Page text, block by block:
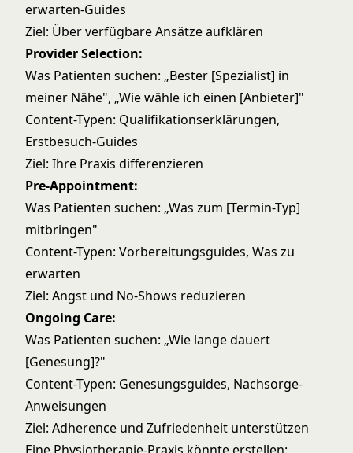
erwarten-Guides
Ziel: Über verfügbare Ansätze aufklären
Provider Selection:
Was Patienten suchen: „Bester [Spezialist] in
meiner Nähe", „Wie wähle ich einen [Anbieter]"
Content-Typen: Qualifikationserklärungen,
Erstbesuch-Guides
Ziel: Ihre Praxis differenzieren
Pre-Appointment:
Was Patienten suchen: „Was zum [Termin-Typ]
mitbringen"
Content-Typen: Vorbereitungsguides, Was zu
erwarten
Ziel: Angst und No-Shows reduzieren
Ongoing Care:
Was Patienten suchen: „Wie lange dauert
[Genesung]?"
Content-Typen: Genesungsguides, Nachsorge-
Anweisungen
Ziel: Adherence und Zufriedenheit unterstützen